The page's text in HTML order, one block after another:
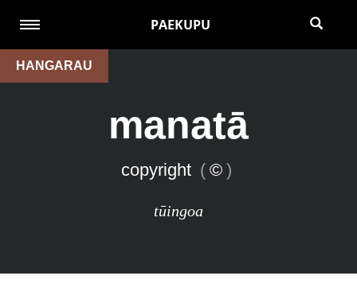
PAEKUPU
HANGARAU
manatā
copyright ( © )
tūingoa